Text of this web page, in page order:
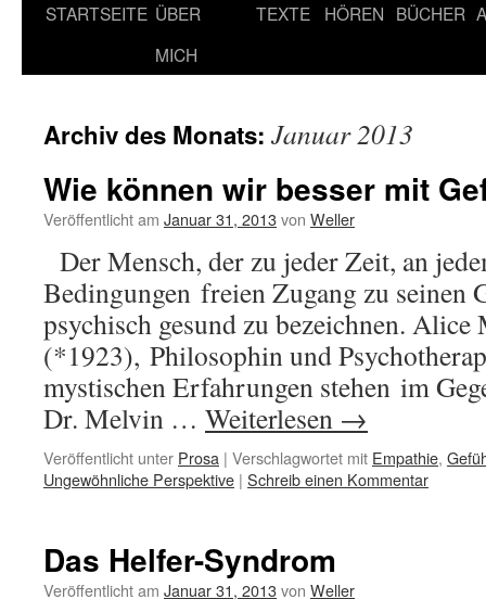
STARTSEITE ÜBER
MICH
TEXTE HÖREN BÜCHER
Archiv des Monats: Januar 2013
Wie können wir besser mit
Veröffentlicht am Januar 31, 2013von Weller
Der Mensch, der zu jeder Zeit, an
Bedingungen freien Zugang zu seinen
psychisch gesund zu bezeichnen.
(*1923), Philosophin und
mystischen Erfahrungen stehen im
Dr. Melvin … Weiterlesen →
Veröffentlicht unter Prosa | Verschlagwortet mit Empathie,
Ungewöhnliche Perspektive | Schreib einen Kommentar
Das Helfer-Syndrom
Veröffentlicht am Januar 31, 2013von Weller